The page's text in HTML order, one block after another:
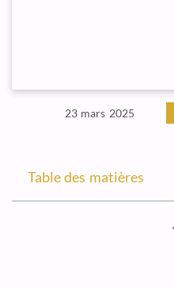
23 mars 2025
Table des matières